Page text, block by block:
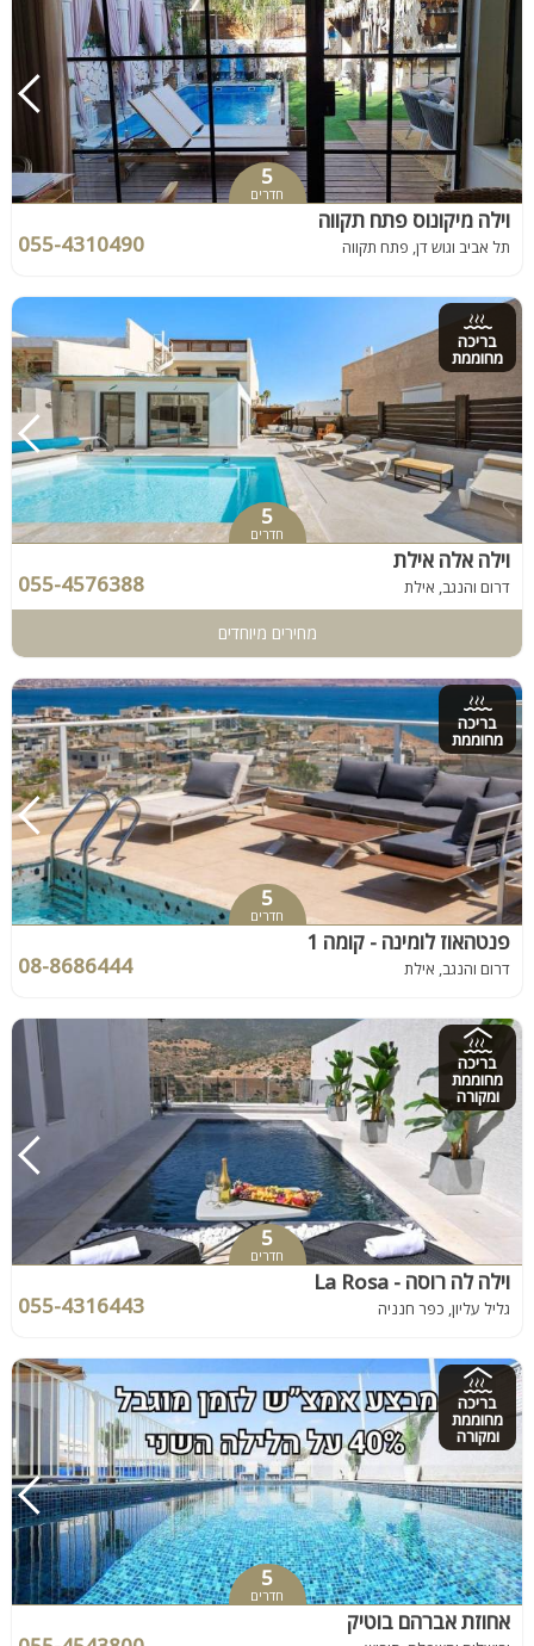
5
חדרים
וילה מיקונוס פתח תקווה
תל אביב וגוש דן, פתח תקווה 055-4310490
בריכה
מחוממת
5
חדרים
וילה אלה אילת
דרום והנגב, אילת 055-4576388
מחירים מיוחדים
בריכה
מחוממת
5
חדרים
פנטהאוז לומינה - קומה 1
דרום והנגב, אילת 08-8686444
בריכה
מחוממת
ומקורה
5
חדרים
וילה לה רוסה - La Rosa
גליל עליון, כפר חנניה 055-4316443
בריכה
מחוממת
ומקורה
5
חדרים
אחוזת אברהם בוטיק